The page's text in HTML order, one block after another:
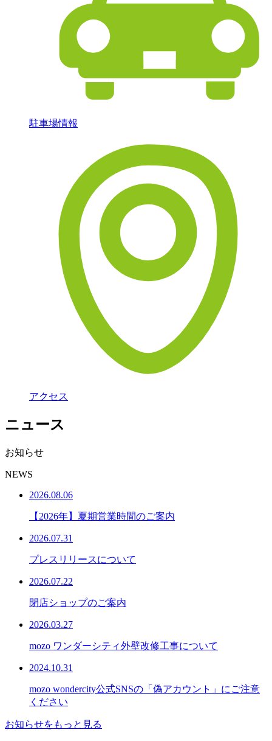
駐車場情報
アクセス
ニュース
お知らせ
NEWS
2026.08.06
【2026年】夏期営業時間のご案内
2026.07.31
プレスリリースについて
2026.07.22
閉店ショップのご案内
2026.03.27
mozo ワンダーシティ外壁改修工事について
2024.10.31
mozo wondercity公式SNSの「偽アカウント」にご注意
ください
お知らせをもっと見る